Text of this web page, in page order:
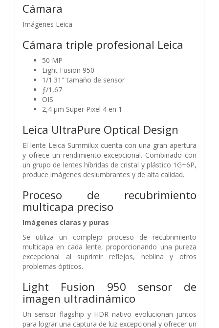
Cámara
Imágenes Leica
Cámara triple profesional Leica
50 MP
Light Fusion 950
1/1.31" tamaño de sensor
ƒ/1,67
OIS
2,4 μm Super Pixel 4 en 1
Leica UltraPure Optical Design
El lente Leica Summilux cuenta con una gran apertura
y ofrece un rendimiento excepcional. Combinado con
un grupo de lentes híbridas de cristal y plástico 1G+6P,
produce imágenes deslumbrantes y de alta calidad.
Proceso de recubrimiento
multicapa preciso
Imágenes claras y puras
Se utiliza un complejo proceso de recubrimiento
multicapa en cada lente, proporcionando una pureza
excepcional al suprimir reflejos, neblina y otros
problemas ópticos.
Light Fusion 950 sensor de
imagen ultradinámico
Un sensor flagship y HDR nativo evolucionan juntos
para lograr una captura de luz excepcional y ofrecer un